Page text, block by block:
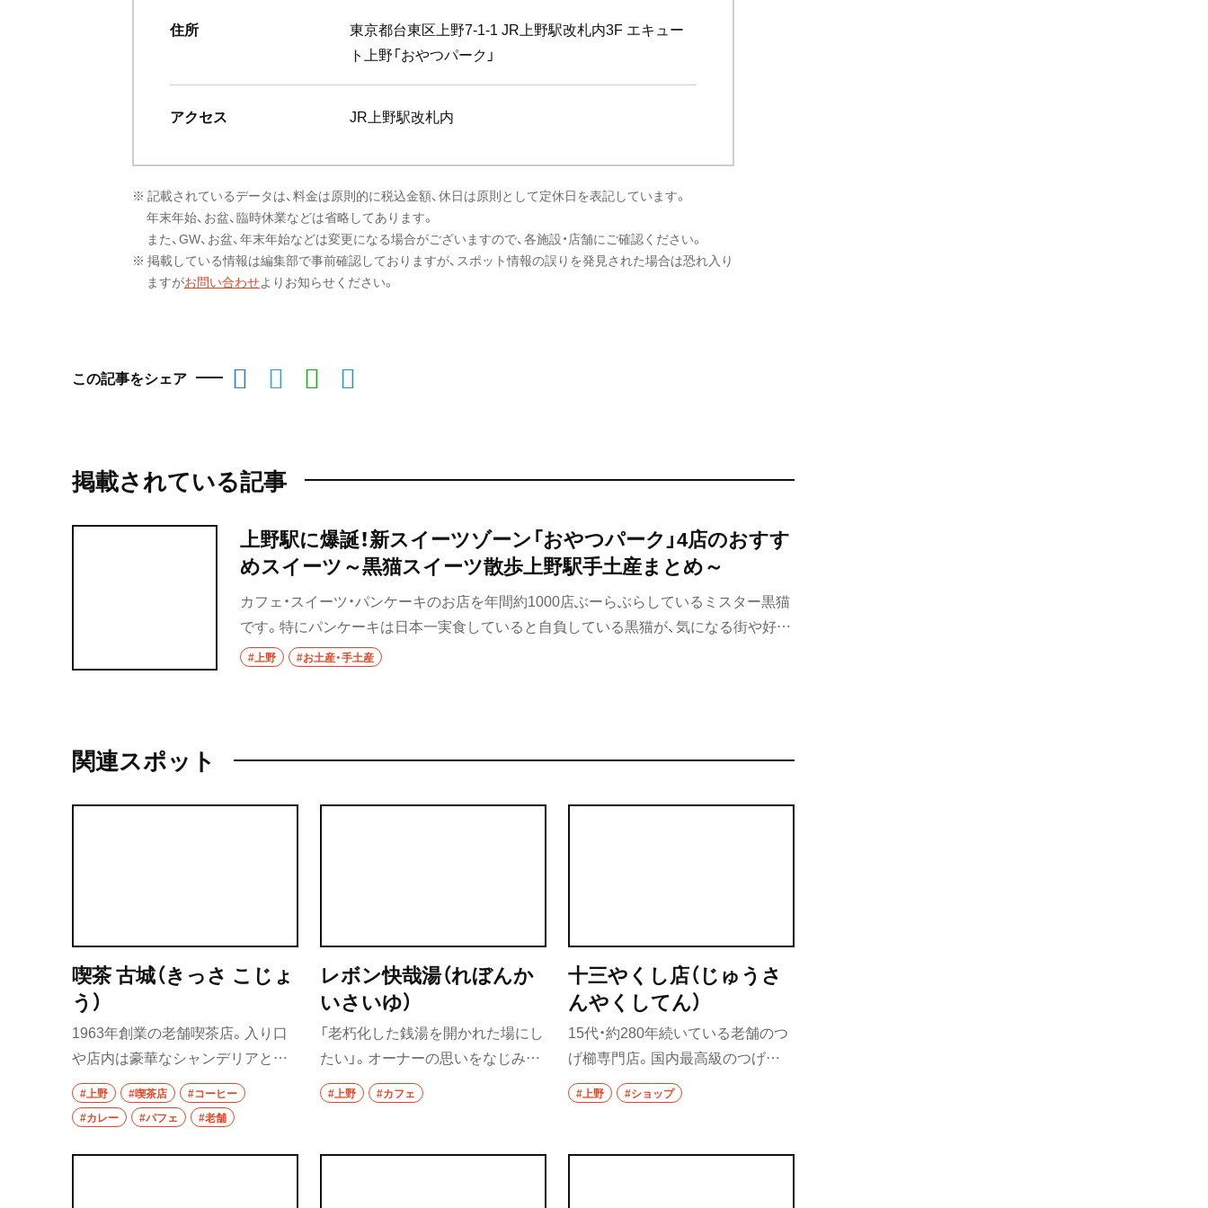
住所
東京都台東区上野7-1-1 JR上野駅改札内3F エキュー
ト上野「おやつパーク」
アクセス JR上野駅改札内
※ 記載されているデータは、料金は原則的に税込金額、休日は原則として定休日を表記しています。
年末年始、お盆、臨時休業などは省略してあります。
また、GW、お盆、年末年始などは変更になる場合がございますので、各施設・店舗にご確認ください。
※ 掲載している情報は編集部で事前確認しておりますが、スポット情報の誤りを発見された場合は恐れ入り
ますがお問い合わせよりお知らせください。
この記事をシェア
掲載されている記事
上野駅に爆誕！新スイーツゾーン「おやつパーク」4店のおすす
めスイーツ～黒猫スイーツ散歩上野駅手土産まとめ～
カフェ・スイーツ・パンケーキのお店を年間約1000店ぶーらぶらしているミスター黒猫
です。特にパンケーキは日本一実食していると自負している黒猫が、気になる街や好き
な街を散歩している時に発見した手土産スイーツをご紹介しています。今回は、上野駅
#上野 #お土産・手土産
関連スポット
喫茶 古城（きっさ こじょ
う）
1963年創業の老舗喫茶店。入り口
や店内は豪華なシャンデリアと大
きなステンドグラスに彩られ、まる
で地下宮殿のよう。ステンドグラ
スのおかげで地下にいることを意
識せずゆったりと過ごせる。メロ
#上野 #喫茶店
#コーヒー
#カレー
#パフェ #老舗
レボン快哉湯（れぼんか
いさいゆ）
「老朽化した銭湯を開かれた場にし
たい」。オーナーの思いをなじみ客
の建築会社代表が形に。元脱衣場
だったカフェ空間では「風呂上がり
アイスクリームを提供する。小田
#上野 #カフェ
十三やくし店（じゅうさ
んやくしてん）
15代・約280年続いている老舗のつ
げ櫛専門店。国内最高級のつげを
使用し、丁寧に手作りにこだわって
いる。使い込むほどに味が出るつ
るという。
#上野 #ショップ